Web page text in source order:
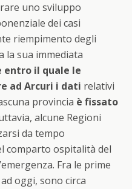
uno sviluppo
dei casi
riempimento degli
la sua immediata
entro il quale le
ad Arcuri i dati relativi
provincia è fissato
alcune Regioni
da tempo
comparto ospitalità del
Fra le prime
oggi, sono circa